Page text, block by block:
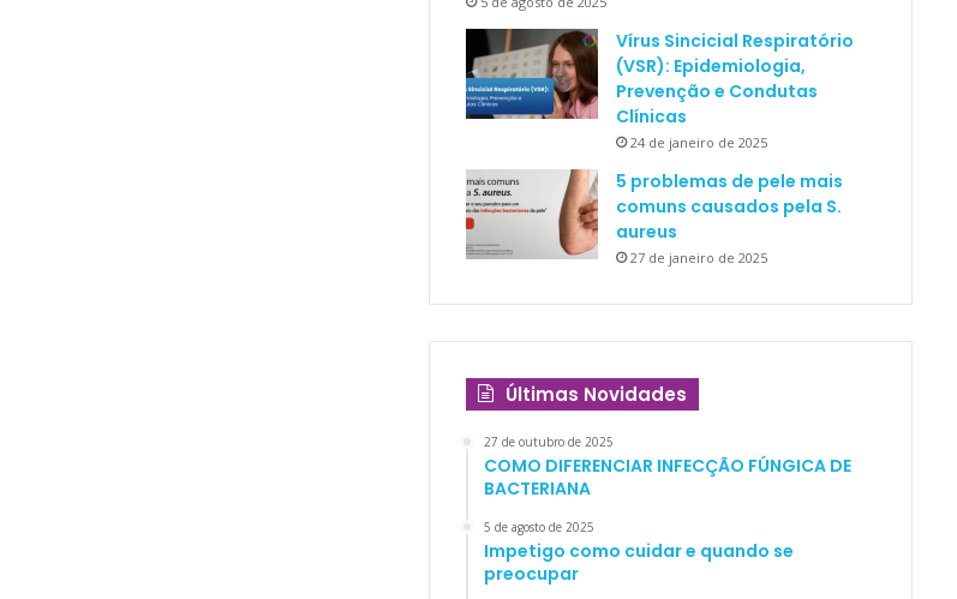
Vírus Sincicial Respiratório
(VSR): Epidemiologia,
Prevenção e Condutas
Clínicas
24 de janeiro de 2025
5 problemas de pele mais
comuns causados pela S.
aureus
27 de janeiro de 2025
Últimas Novidades
27 de outubro de 2025
COMO DIFERENCIAR INFECÇÃO FÚNGICA DE
BACTERIANA
5 de agosto de 2025
Impetigo como cuidar e quando se
preocupar